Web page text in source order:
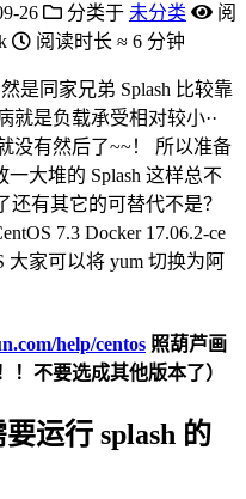
26 分类于 未分类
阅
阅读时长 ≈ 6 分钟
是同家兄弟 Splash 比较靠
就是负载承受相对较小··
就没有然后了~~！ 所以准备
大堆的 Splash 这样总不
还有其它的可替代不是？
7.3 Docker 17.06.2-ce
大家可以将 yum 切换为阿
help/centos 照葫芦画
！不要选成其他版本了）
运行 splash 的